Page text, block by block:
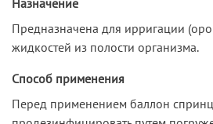
Предназначена для ирригации
жидкостей из полости организма.
Способ применения
Перед применением баллон